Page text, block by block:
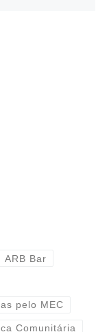
ARB Bar
pelo MEC
Comunitária